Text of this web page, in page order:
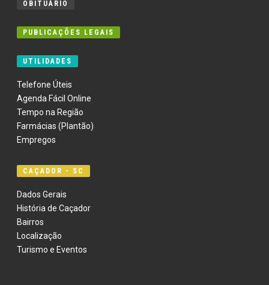
OBITUÁRIO
PUBLICAÇÕES LEGAIS
UTILIDADES
Telefone Úteis
Agenda Fácil Online
Tempo na Região
Farmácias (Plantão)
Empregos
CAÇADOR - SC
Dados Gerais
História de Caçador
Bairros
Localização
Turismo e Eventos